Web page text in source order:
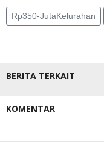
Rp350-JutaKelurahan
BERITA TERKAIT
KOMENTAR